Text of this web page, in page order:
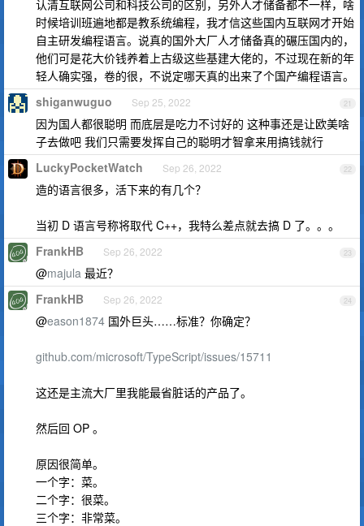
认清互联网公司和科技公司的区别，另外人才储备都不一样，啥
时候培训班遍地都是教系统编程，我才信这些国内互联网才开始
自主研发编程语言。说真的国外大厂人才储备真的碾压国内的，
他们可是花大价钱养着上古级这些基建大佬的，不过现在新的年
轻人确实强，卷的很，不说定哪天真的出来了个国产编程语言。
21
shiganwuguo Sep 25, 2022
因为国人都很聪明 而底层是吃力不讨好的 这种事还是让欧美啥
子去做吧 我们只需要发挥自己的聪明才智拿来用搞钱就行
22
LuckyPocketWatch Sep 26, 2022
造的语言很多，活下来的有几个？
当初 D 语言号称将取代 C++，我特么差点就去搞 D 了。。。
23
FrankHB Sep 26, 2022
@majula 最近？
24
FrankHB Sep 26, 2022
@eason1874 国外巨头……标准？你确定？
github.com/microsoft/TypeScript/issues/15711
这还是主流大厂里我能最省脏话的产品了。
然后回 OP 。
原因很简单。
一个字：菜。
二个字：很菜。
三个字：非常菜。